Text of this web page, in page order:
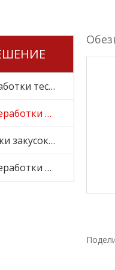
Решение для обработки теста
Решение для переработки овощей
Решение для жарки закусок и печенья
Решение для переработки мясных продуктов